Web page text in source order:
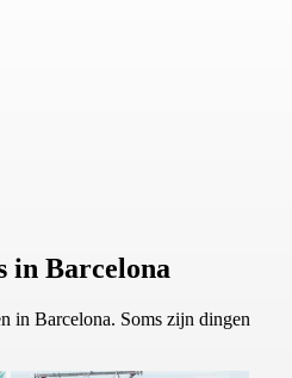
in Barcelona
in Barcelona. Soms zijn dingen